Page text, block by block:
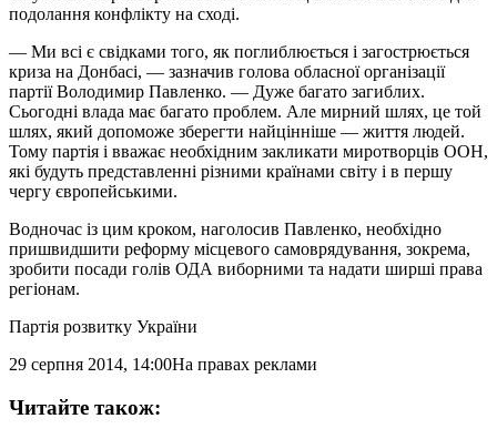
подолання конфлікту на сході.
— Ми всі є свідками того, як поглиблюється і загострюється
криза на Донбасі, — зазначив голова обласної організації
партії Володимир Павленко. — Дуже багато загиблих.
Сьогодні влада має багато проблем. Але мирний шлях, це той
шлях, який допоможе зберегти найцінніше — життя людей.
Тому партія і вважає необхідним закликати миротворців ООН,
які будуть представленні різними країнами світу і в першу
чергу європейськими.
Водночас із цим кроком, наголосив Павленко, необхідно
пришвидшити реформу місцевого самоврядування, зокрема,
зробити посади голів ОДА виборними та надати ширші права
регіонам.
Партія розвитку України
29 серпня 2014, 14:00На правах реклами
Читайте також: